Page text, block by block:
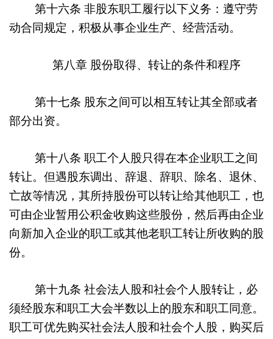
第十六条 非股东职工履行以下义务：遵守劳
动合同规定，积极从事企业生产、经营活动。
第八章 股份取得、转让的条件和程序
第十七条 股东之间可以相互转让其全部或者
部分出资。
第十八条 职工个人股只得在本企业职工之间
转让。但遇股东调出、辞退、辞职、除名、退休、
亡故等情况，其所持股份可以转让给其他职工，也
可由企业暂用公积金收购这些股份，然后再由企业
向新加入企业的职工或其他老职工转让所收购的股
份。
第十九条 社会法人股和社会个人股转让，必
须经股东和职工大会半数以上的股东和职工同意。
职工可优先购买社会法人股和社会个人股，购买后